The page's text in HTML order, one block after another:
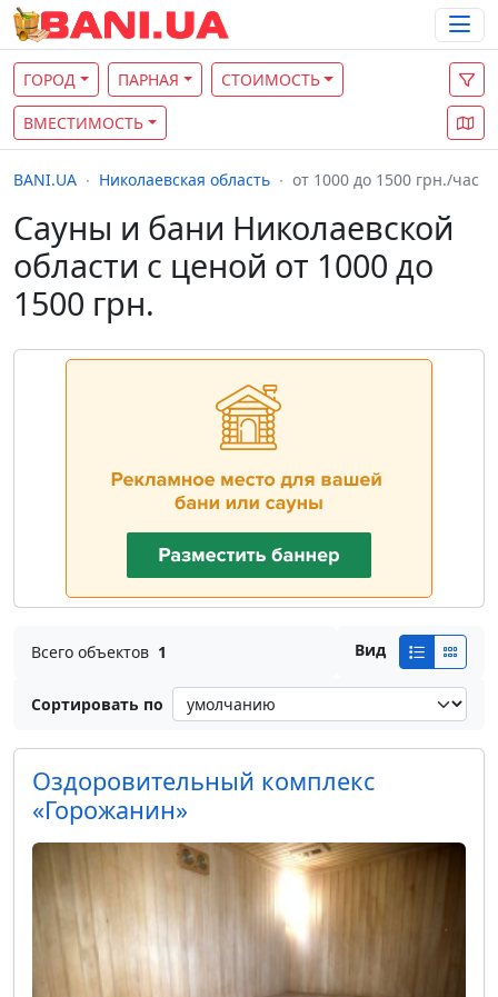
ГОРОД ПАРНАЯ СТОИМОСТЬ
ВМЕСТИМОСТЬ
BANI.UA Николаевская область от 1000 до 1500 грн./час
Сауны и бани Николаевской
области с ценой от 1000 до
1500 грн.
Всего объектов 1 Вид
Сортировать по
Оздоровительный комплекс
«Горожанин»